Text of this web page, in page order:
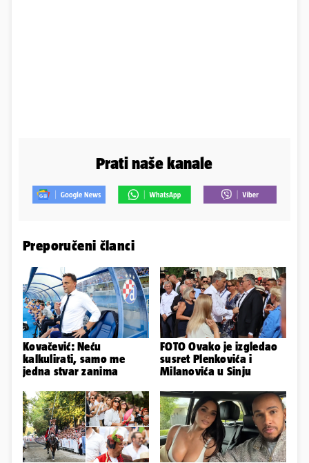
Prati naše kanale
Preporučeni članci
Kovačević: Neću
kalkulirati, samo me
jedna stvar zanima
FOTO Ovako je izgledao
susret Plenkovića i
Milanovića u Sinju